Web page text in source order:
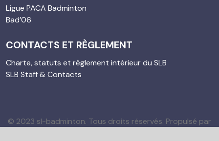
Ligue PACA Badminton
Bad’06
CONTACTS ET RÈGLEMENT
Charte, statuts et règlement intérieur du SLB
SLB Staff & Contacts
© 2023 sl-badminton. Tous droits réservés. Propulsé par